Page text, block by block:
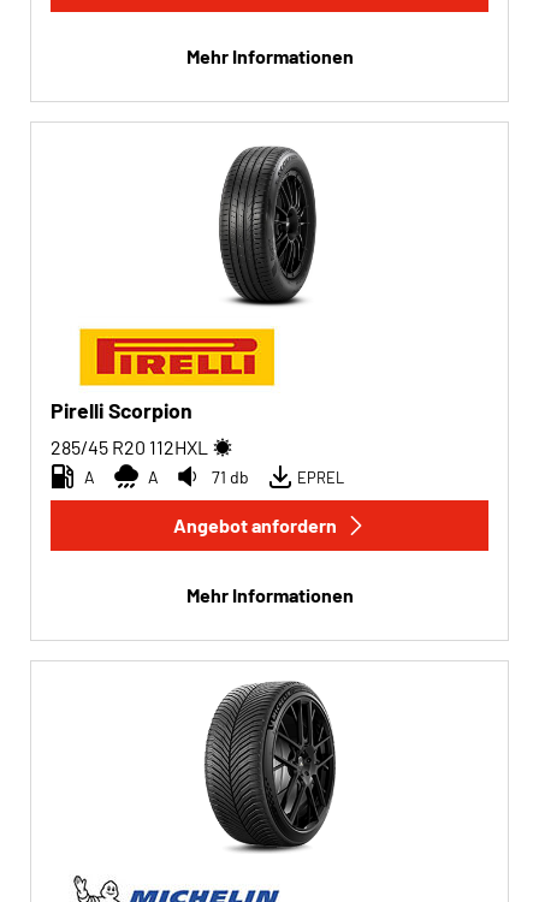
Mehr Informationen
Pirelli Scorpion
285/45 R20 112HXL
A A 71 db EPREL
Angebot anfordern
Mehr Informationen